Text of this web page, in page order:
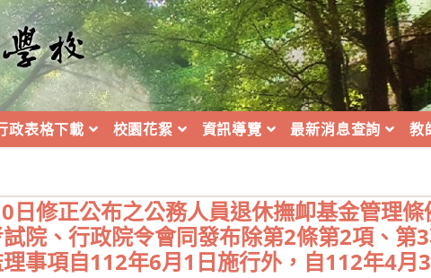
政表格下載 校園花絮 資訊導覽 最新消息查詢 教
日修正公布之公務人員退休撫卹基金管理條
院、行政院令會同發布除第2條第2項、第
事項自112年6月1日施行外，自112年4月